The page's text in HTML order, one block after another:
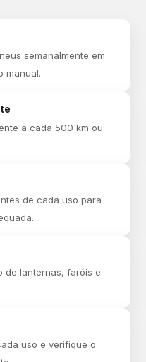
semanalmente em
manual.
a cada 500 km ou
de cada uso para
de lanternas, faróis e
uso e verifique o